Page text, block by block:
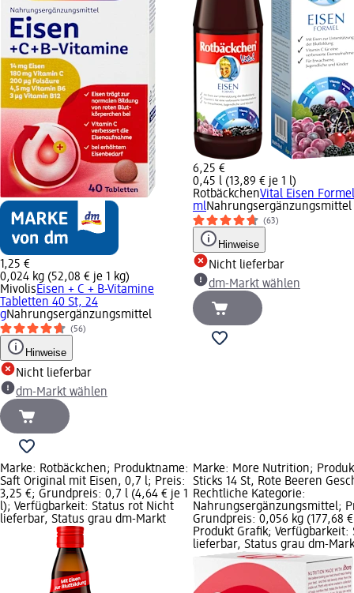
1,25 €
0,024 kg (52,08 € je 1 kg)
MivolisEisen + C + B-Vitamine
Tabletten 40 St, 24
gNahrungsergänzungsmittel
(56)
Hinweise
Nicht lieferbar
dm-Markt wählen
6,25 €
0,45 l (13,89 € je 1 l)
RotbäckchenVital Eisen
mlNahrungsergänzungsmittel
(63)
Hinweise
Nicht lieferbar
dm-Markt wählen
Marke: Rotbäckchen; Produktname:
Saft Original mit Eisen, 0,7 l; Preis:
3,25 €; Grundpreis: 0,7 l (4,64 € je 1
l); Verfügbarkeit: Status rot Nicht
lieferbar, Status grau dm-Markt
Marke: More Nutrition;
Sticks 14 St, Rote Beeren
Rechtliche Kategorie:
Nahrungsergänzungsmittel;
Grundpreis: 0,056 kg (177,68
Produkt Grafik;
lieferbar, Status grau dm-